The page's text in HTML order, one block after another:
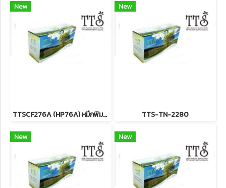
New
TTSCF276A (HP76A) หมึกพิมพ์เทียบเท่า รับประกันตลอดอายุการใช้งาน
New
TTS-TN-2280
New New